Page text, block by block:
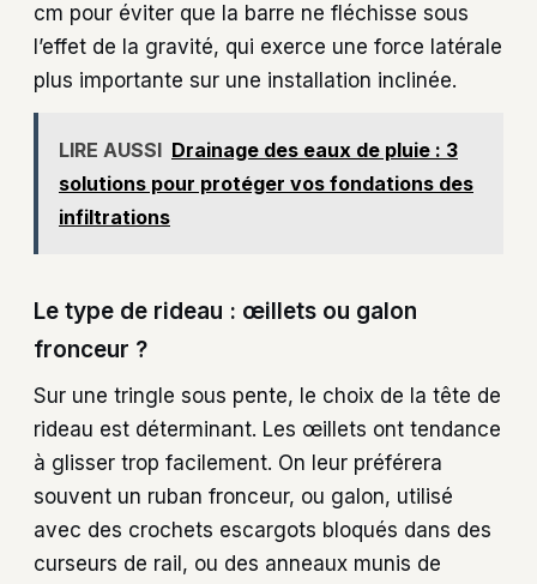
cm pour éviter que la barre ne fléchisse sous
l’effet de la gravité, qui exerce une force latérale
plus importante sur une installation inclinée.
LIRE AUSSI Drainage des eaux de pluie : 3
solutions pour protéger vos fondations des
infiltrations
Le type de rideau : œillets ou galon
fronceur ?
Sur une tringle sous pente, le choix de la tête de
rideau est déterminant. Les œillets ont tendance
à glisser trop facilement. On leur préférera
souvent un ruban fronceur, ou galon, utilisé
avec des crochets escargots bloqués dans des
curseurs de rail, ou des anneaux munis de